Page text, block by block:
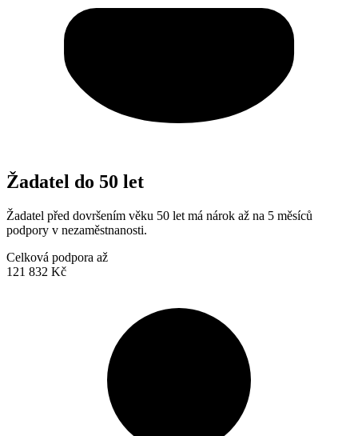
Žadatel do 50 let
Žadatel před dovršením věku 50 let má nárok až na 5 měsíců
podpory v nezaměstnanosti.
Celková podpora až
121 832 Kč